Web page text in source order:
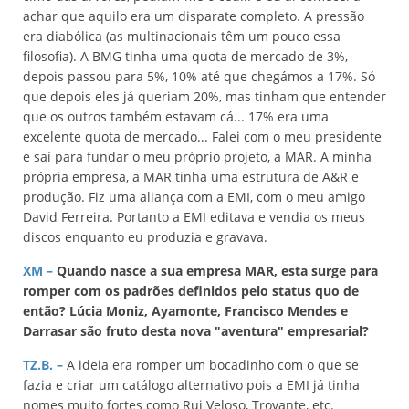
achar que aquilo era um disparate completo. A pressão
era diabólica (as multinacionais têm um pouco essa
filosofia). A BMG tinha uma quota de mercado de 3%,
depois passou para 5%, 10% até que chegámos a 17%. Só
que depois eles já queriam 20%, mas tinham que entender
que os outros também estavam cá... 17% era uma
excelente quota de mercado... Falei com o meu presidente
e saí para fundar o meu próprio projeto, a MAR. A minha
própria empresa, a MAR tinha uma estrutura de A&R e
produção. Fiz uma aliança com a EMI, com o meu amigo
David Ferreira. Portanto a EMI editava e vendia os meus
discos enquanto eu produzia e gravava.
XM – Quando nasce a sua empresa MAR, esta surge para
romper com os padrões definidos pelo status quo de
então? Lúcia Moniz, Ayamonte, Francisco Mendes e
Darrasar são fruto desta nova "aventura" empresarial?
TZ.B. – A ideia era romper um bocadinho com o que se
fazia e criar um catálogo alternativo pois a EMI já tinha
nomes muito fortes como Rui Veloso, Trovante, etc.